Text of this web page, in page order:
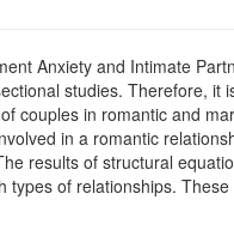
Anxiety and Intimate
studies. Therefore, it
couples in romantic and
in a romantic
results of structural
of relationships.